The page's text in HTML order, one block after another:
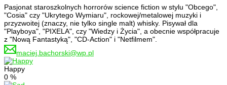
Pasjonat staroszkolnych horrorów science fiction w stylu "Obcego",
"Cosia" czy "Ukrytego Wymiaru", rockowej/metalowej muzyki i
przyzwoitej (znaczy, nie tylko single malt) whisky. Pisywał dla
"Playboya", "PIXELA", czy "Wiedzy i Życia", a obecnie współpracuje
z "Nową Fantastyką", "CD-Action" i "Netfilmem".
maciej.bachorski@wp.pl
Happy
0 %